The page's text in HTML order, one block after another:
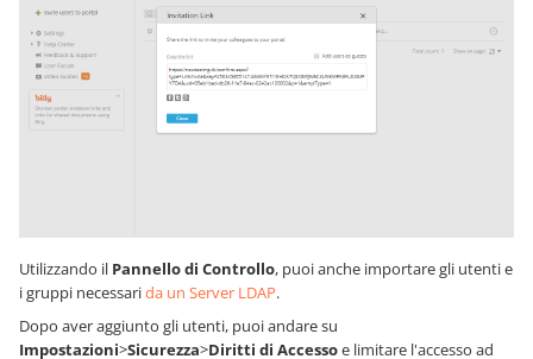
Utilizzando il Pannello di Controllo, puoi anche importare gli utenti e
i gruppi necessarida un Server LDAP.
Dopo aver aggiunto gli utenti, puoi andare su
Impostazioni>Sicurezza>Diritti di Accessoe limitare l'accesso ad